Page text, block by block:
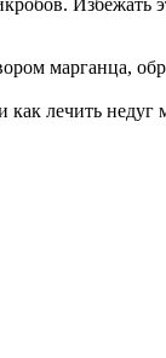
Избежать
марганца,
как лечить